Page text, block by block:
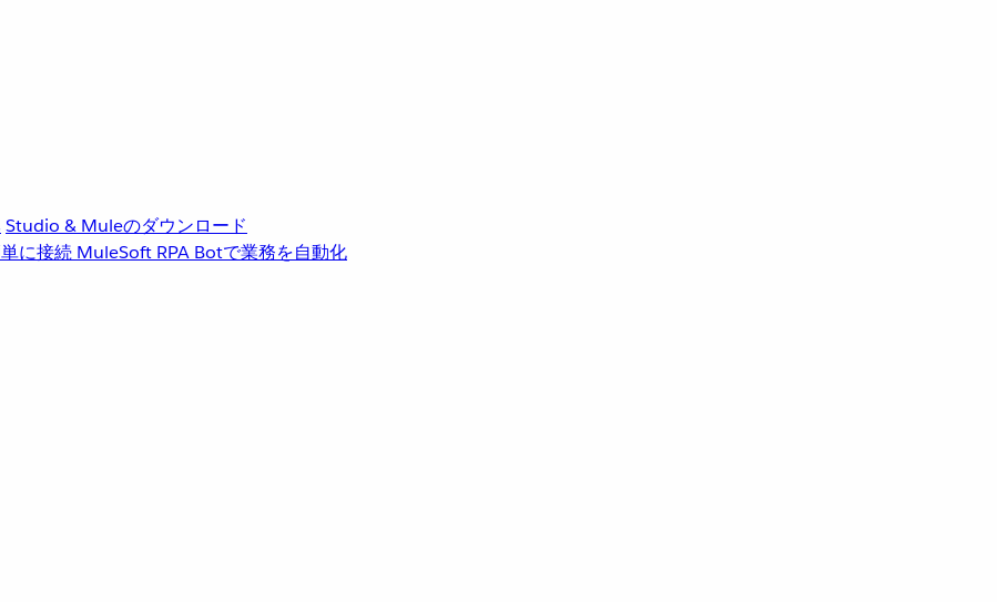
Studio & Muleのダウンロード
に接続 MuleSoft RPA Botで業務を自動化